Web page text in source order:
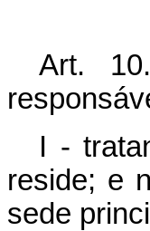
Art.
I -
reside; e
sede